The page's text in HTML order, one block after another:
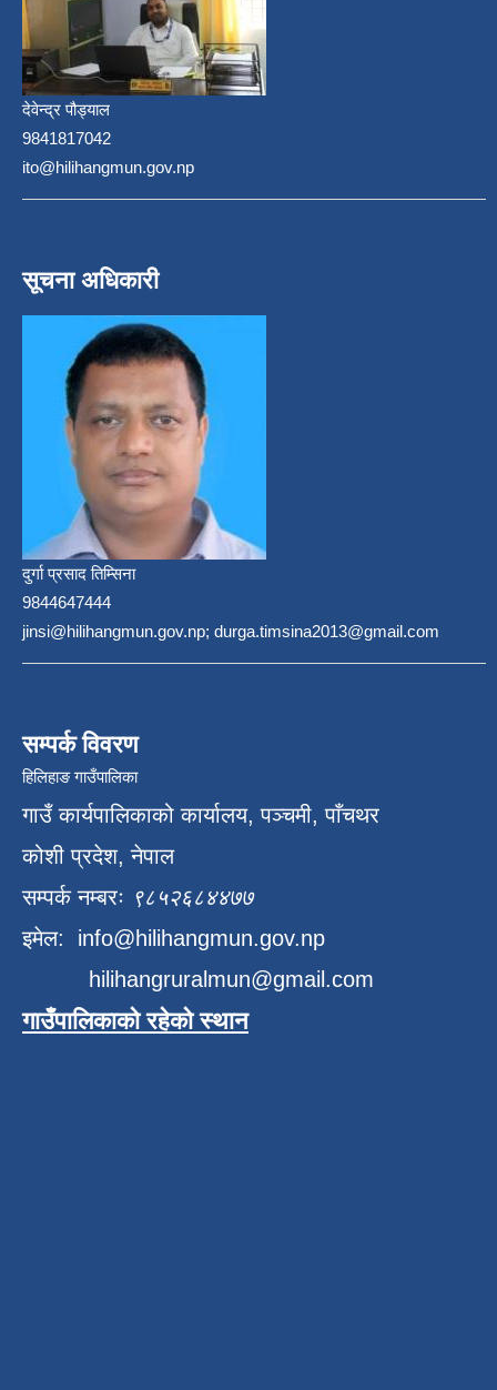
देवेन्द्र पौड्याल
9841817042
ito@hilihangmun.gov.np
सूचना अधिकारी
दुर्गा प्रसाद तिम्सिना
9844647444
jinsi@hilihangmun.gov.np; durga.timsina2013@gmail.com
सम्पर्क विवरण
हिलिहाङ गाउँपालिका
गाउँ कार्यपालिकाको कार्यालय, पञ्चमी, पाँचथर
कोशी प्रदेश, नेपाल
सम्पर्क नम्बरः ९८५२६८४४७७
इमेल: info@hilihangmun.gov.np
hilihangruralmun@gmail.com
गाउँपालिकाको रहेको स्थान